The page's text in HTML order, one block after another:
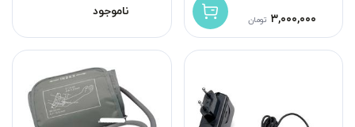
۳,۰۰۰,۰۰۰ تومان ناموجود